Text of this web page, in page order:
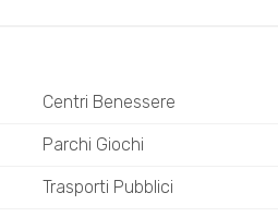
Centri Benessere
Parchi Giochi
Trasporti Pubblici